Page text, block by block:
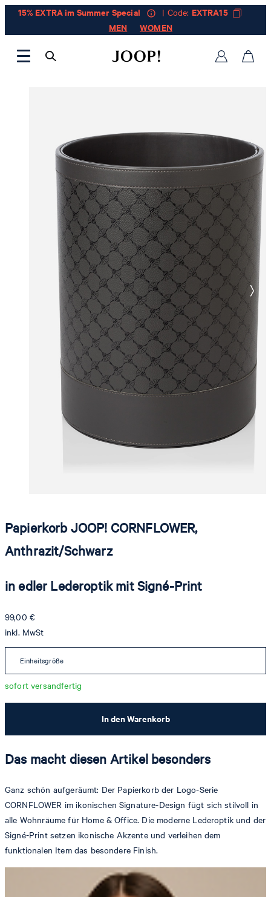
15% EXTRA im Summer Special | Code: EXTRA15
MEN
WOMEN
Papierkorb JOOP! CORNFLOWER,
Anthrazit/Schwarz
in edler Lederoptik mit Signé-Print
99,00 €
inkl. MwSt
Einheitsgröße
sofort versandfertig
In den Warenkorb
Das macht diesen Artikel besonders
Ganz schön aufgeräumt: Der Papierkorb der Logo-Serie
CORNFLOWER im ikonischen Signature-Design fügt sich stilvoll in
alle Wohnräume für Home & Office. Die moderne Lederoptik und der
Signé-Print setzen ikonische Akzente und verleihen dem
funktionalen Item das besondere Finish.